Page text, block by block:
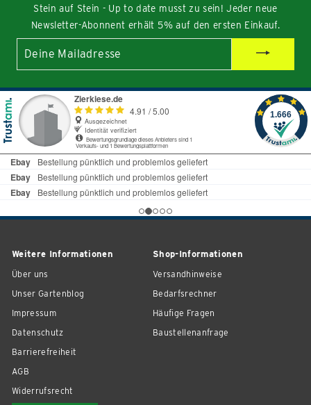
Stein auf Stein - Up to date musst zu sein! Jeder neue
Newsletter-Abonnent erhält 5% auf den ersten Einkauf.
Weitere Informationen
Über uns
Unser Gartenblog
Impressum
Datenschutz
Barrierefreiheit
AGB
Widerrufsrecht
Shop-Informationen
Versandhinweise
Bedarfsrechner
Häufige Fragen
Baustellenanfrage